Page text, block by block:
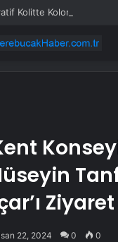
22, 2024 0 0